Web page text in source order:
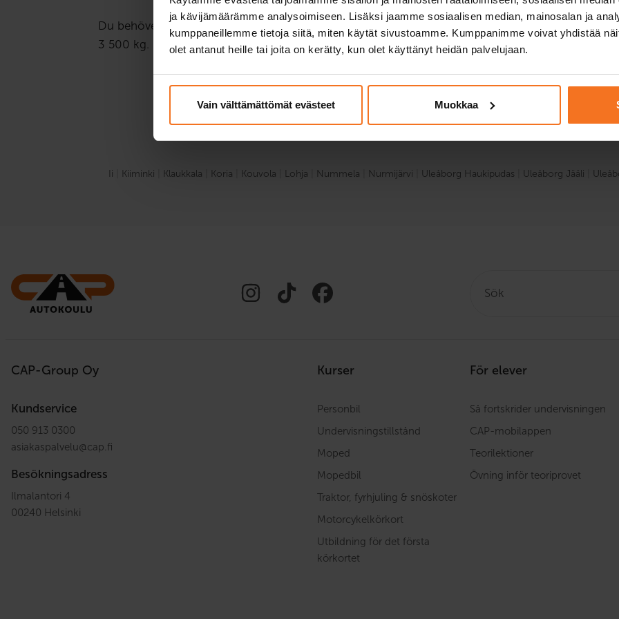
ja kävijämäärämme analysoimiseen. Lisäksi jaamme sosiaalisen median, mainosalan ja
kumppaneillemme tietoja siitä, miten käytät sivustoamme. Kumppanimme voivat yhdistää
olet antanut heille tai joita on kerätty, kun olet käyttänyt heidän palvelujaan.
Vain välttämättömät evästeet Muokkaa
Du behöver ett BE-körkort när släpvagnen du drar väger mellan 750 och 3 500 kg, och den
3 500 kg.
DU KAN GENOMFÖRA BE-KURSSIN VID FÖLJANDE
Ii Kiiminki Klaukkala Koria Kouvola Lohja Nummela Nurmijärvi Uleåborg Haukipudas Uleåborg Jääli
CAP-Group Oy
Kundservice
050 913 0300
asiakaspalvelu@cap.fi
Besökningsadress
Ilmalantori 4
00240 Helsinki
Kurser
Personbil
Undervisningstillstånd
Moped
Mopedbil
Traktor, fyrhjuling & snöskoter
Motorcykelkörkort
Utbildning för det första
körkortet
För elever
Så fortskrider undervisningen
CAP-mobilappen
Teorilektioner
Övning inför teoriprovet